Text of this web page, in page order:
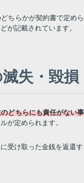
ちらかが契約書で定め
が記載されています。
失・毀損
どちらにも責任がない
が定められます。
受け取った金銭を返還